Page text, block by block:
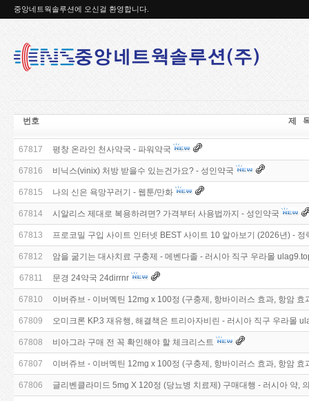
중앙네트웍솔루션에 오신걸 환영합니다.
번호 제
67817 평창 온라인 천사약국 - 파워약국
67816 비닉스(vinix) 처방 받을수 있는건가요? - 성인약국
67815 나의 신은 욕망꾸러기 - 웹툰/만화
67814 시알리스 제대로 복용하려면? 가격부터 사용법까지 - 성인약국
67813 프로코밀 구입 사이트 인터넷 BEST 사이트 10 알아보기 (2026년) - 정
67812 암을 굶기는 대사치료 구충제 - 메벤다졸 - 러시아 직구 우라몰
67811 문경 24약국 24dirrnr
67810 이버쥬브 - 이버멕틴 12mg x 100정 (구충제, 항바이러스 효과, 항암
67809 오미크론 KP.3 재유행, 해결책은 트리아자비린 - 러시아 직구 우라몰
67808 비아그라 구매 전 꼭 확인해야 할 체크리스트
67807 이버쥬브 - 이버멕틴 12mg x 100정 (구충제, 항바이러스 효과, 항암
67806 글리벤클라미드 5mg X 120정 (당뇨병 치료제) 구매대행 - 러시아 약,